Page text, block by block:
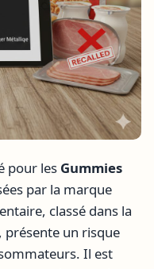
pour les Gummies
par la marque
classé dans la
, présente un risque
Il est